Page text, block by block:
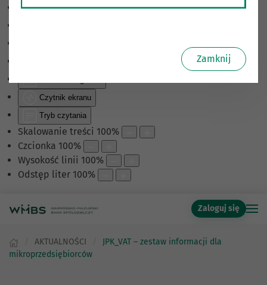
Jasny kontrast
Czytnik ekranu
Tryb czytania
Skalowanie treści 100%
Czcionka 100%
Wysokość linii 100%
Odstęp liter 100%
Zaloguj się
AKTUALNOŚCI
JPK_VAT – zestaw informacji dla
mikroprzedsiębiorców
Zamknij